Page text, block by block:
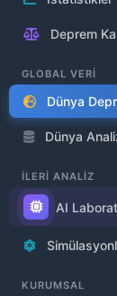
Deprem
GLOBAL VERİ
Dünya
Dünya
İLERİ ANALİZ
AI
KURUMSAL